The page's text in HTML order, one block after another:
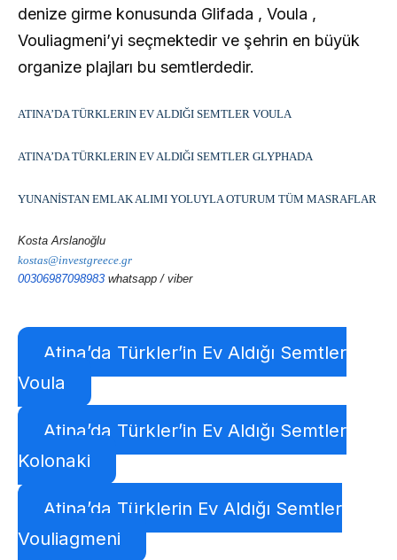
denize girme konusunda Glifada , Voula ,
Vouliagmeni’yi seçmektedir ve şehrin en büyük
organize plajları bu semtlerdedir.
ATINA’DA TÜRKLERIN EV ALDIĞI SEMTLER VOULA
ATINA’DA TÜRKLERIN EV ALDIĞI SEMTLER GLYPHADA
YUNANİSTAN EMLAK ALIMI YOLUYLA OTURUM TÜM MASRAFLAR
Kosta Arslanoğlu
kostas@investgreece.gr
00306987098983 whatsapp / viber
Atina’da Türkler’in Ev Aldığı Semtler
Voula
Atina’da Türkler’in Ev Aldığı Semtler
Kolonaki
Atina’da Türklerin Ev Aldığı Semtler
Vouliagmeni